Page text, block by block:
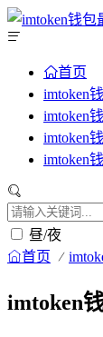
首页
imtoken
imtoken
imtoken
imtoken
昼/夜
首页
imtoken